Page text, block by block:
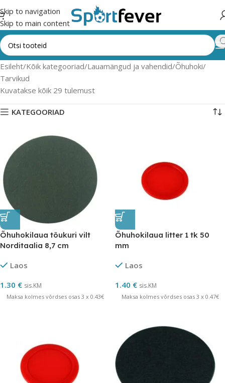
Skip to navigation
Skip to main content
Esileht Kõik kategooriad Lauamängud ja vahendid Õhuhoki
Tarvikud
Kuvatakse kõik 29 tulemust
KATEGOORIAD
Õhuhokilaua tõukuri vilt
Norditaalia 8,7 cm
Laos
1.30 € sis.KM
Maksa kolmes võrdses osas 3 x 0.43€
Õhuhokilaua litter 1 tk 50
mm
Laos
1.40 € sis.KM
Maksa kolmes võrdses osas 3 x 0.47€